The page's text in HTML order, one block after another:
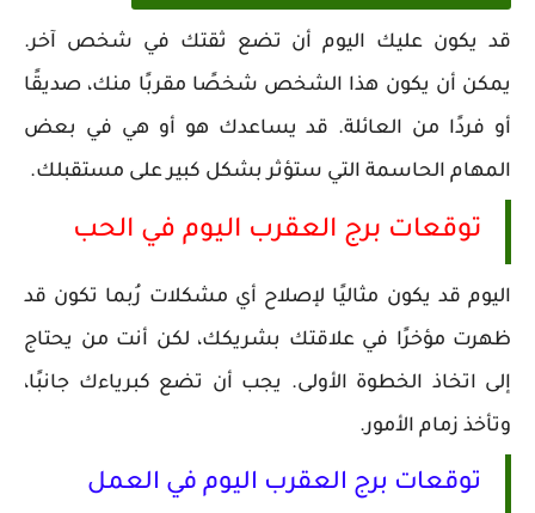
قد يكون عليك اليوم أن تضع ثقتك في شخص آخر.
يمكن أن يكون هذا الشخص شخصًا مقربًا منك، صديقًا
أو فردًا من العائلة. قد يساعدك هو أو هي في بعض
المهام الحاسمة التي ستؤثر بشكل كبير على مستقبلك.
توقعات برج العقرب اليوم في الحب
اليوم قد يكون مثاليًا لإصلاح أي مشكلات رُبما تكون قد
ظهرت مؤخرًا في علاقتك بشريكك، لكن أنت من يحتاج
إلى اتخاذ الخطوة الأولى. يجب أن تضع كبرياءك جانبًا،
وتأخذ زمام الأمور.
توقعات برج العقرب اليوم في العمل